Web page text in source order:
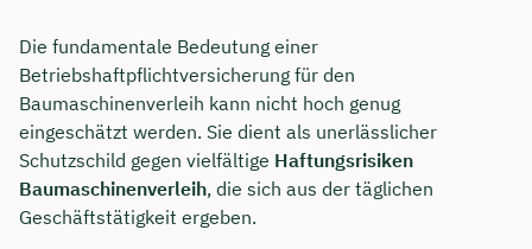
Die fundamentale Bedeutung einer
Betriebshaftpflichtversicherung für den
Baumaschinenverleih kann nicht hoch genug
eingeschätzt werden. Sie dient als unerlässlicher
Schutzschild gegen vielfältige Haftungsrisiken
Baumaschinenverleih, die sich aus der täglichen
Geschäftstätigkeit ergeben.